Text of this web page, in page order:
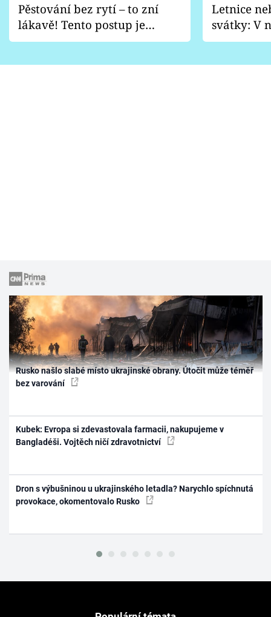
Pěstování bez rytí – to zní
lákavě! Tento postup je
vhodný jen pro některé
Letnice
svátky: V
pondělí
Rusko našlo slabé místo ukrajinské obrany. Útočit může téměř
bez varování
Kubek: Evropa si zdevastovala farmacii, nakupujeme v
Bangladéši. Vojtěch ničí zdravotnictví
Dron s výbušninou u ukrajinského letadla? Narychlo spíchnutá
provokace, okomentovalo Rusko